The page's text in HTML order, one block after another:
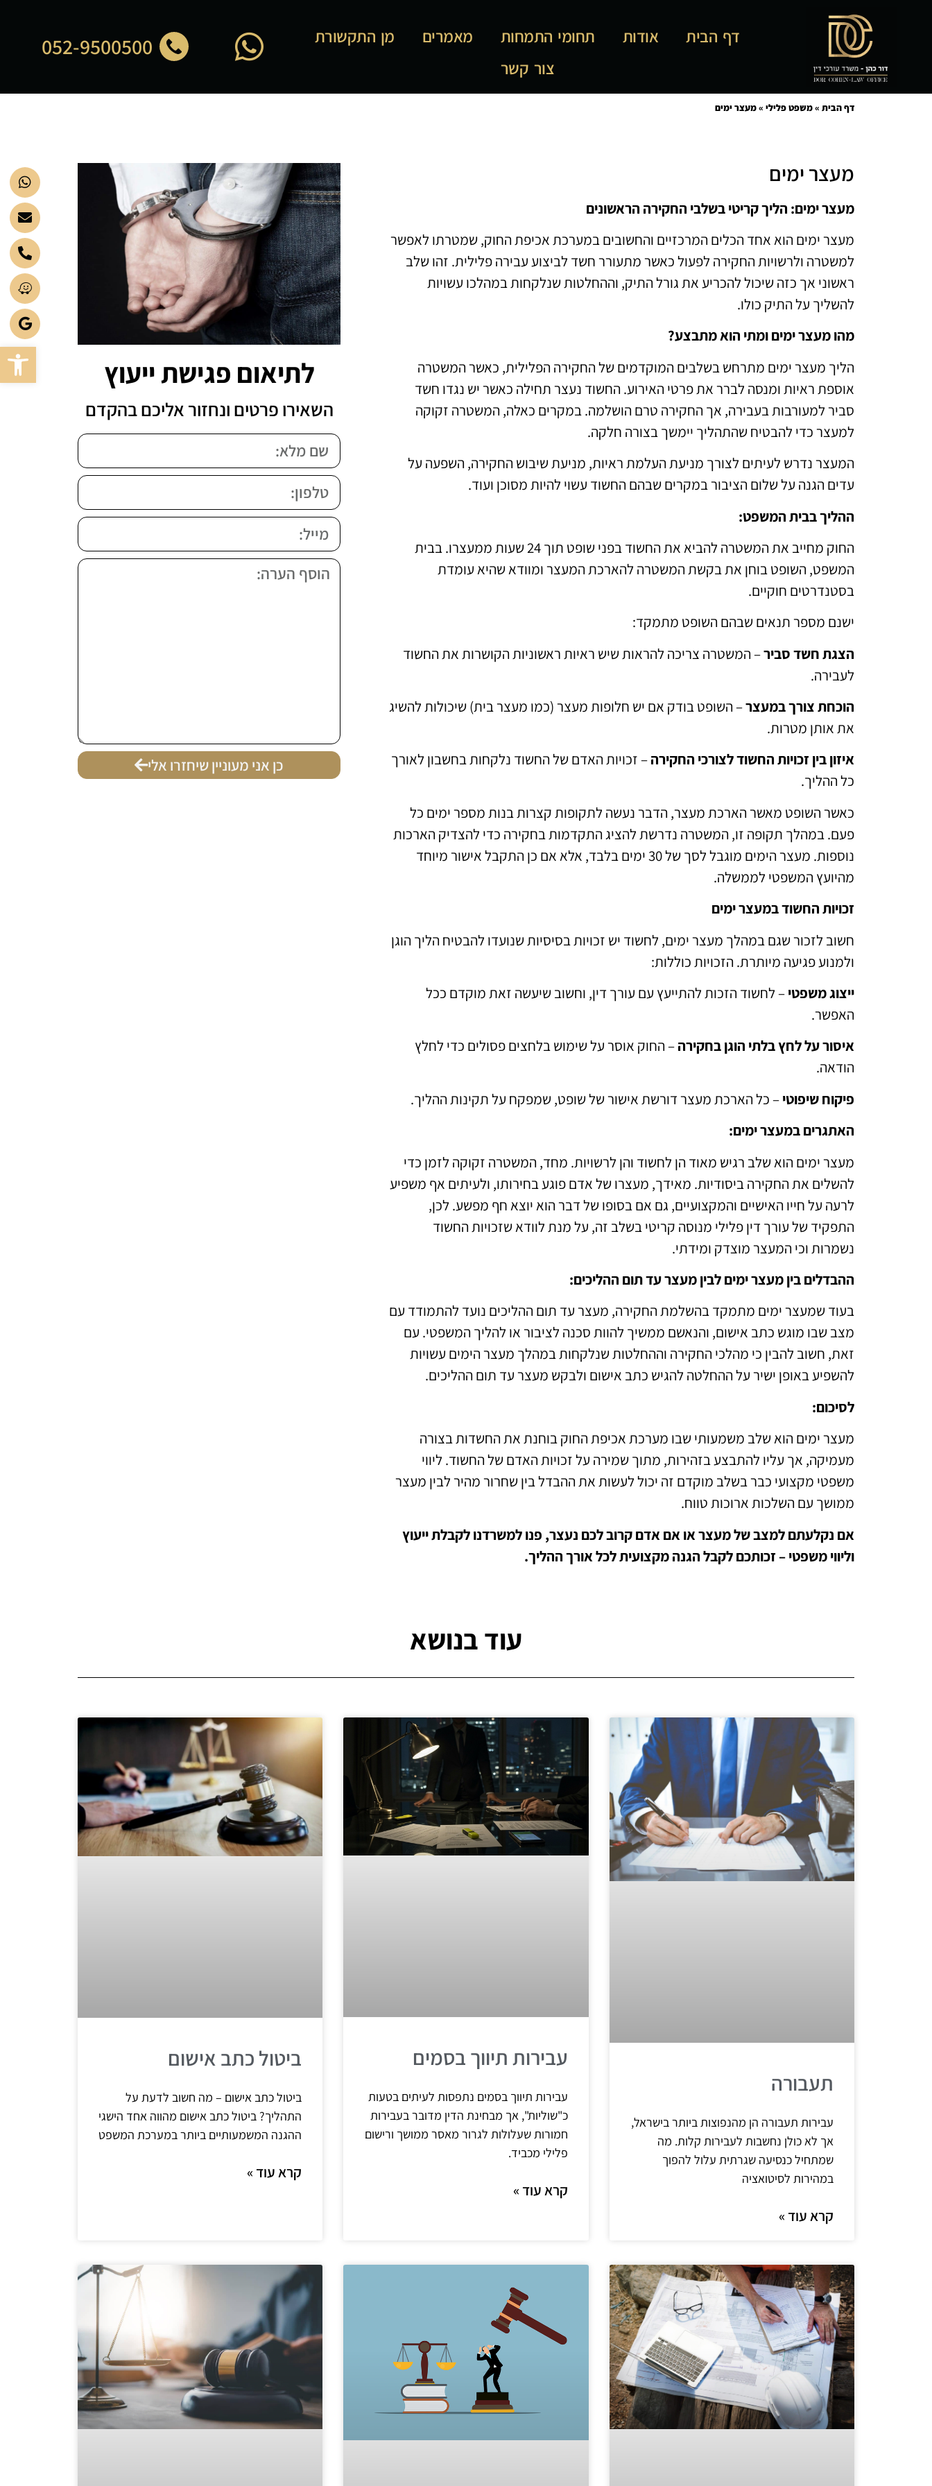
דף הבית אודות תחומי התמחות מאמרים
מן התקשורת
צור קשר
052-9500500
דף הבית »משפט פלילי »מעצר ימים
מעצר ימים
מעצר ימים: הליך קריטי בשלבי החקירה הראשונים
מעצר ימים הוא אחד הכלים המרכזיים והחשובים במערכת אכיפת החוק, שמטרתו לאפשר
למשטרה ולרשויות החקירה לפעול כאשר מתעורר חשד לביצוע עבירה פלילית. זהו שלב
ראשוני אך כזה שיכול להכריע את גורל התיק, וההחלטות שנלקחות במהלכו עשויות
להשליך על התיק כולו.
מהו מעצר ימים ומתי הוא מתבצע?
הליך מעצר ימים מתרחש בשלבים המוקדמים של החקירה הפלילית, כאשר המשטרה
אוספת ראיות ומנסה לברר את פרטי האירוע. החשוד נעצר תחילה כאשר יש נגדו חשד
סביר למעורבות בעבירה, אך החקירה טרם הושלמה. במקרים כאלה, המשטרה זקוקה
למעצר כדי להבטיח שהתהליך יימשך בצורה חלקה.
המעצר נדרש לעיתים לצורך מניעת העלמת ראיות, מניעת שיבוש החקירה, השפעה על
עדים הגנה על שלום הציבור במקרים שבהם החשוד עשוי להיות מסוכן ועוד.
ההליך בבית המשפט:
החוק מחייב את המשטרה להביא את החשוד בפני שופט תוך 24 שעות ממעצרו. בבית
המשפט, השופט בוחן את בקשת המשטרה להארכת המעצר ומוודא שהיא עומדת
בסטנדרטים חוקיים.
ישנם מספר תנאים שבהם השופט מתמקד:
הצגת חשד סביר– המשטרה צריכה להראות שיש ראיות ראשוניות הקושרות את החשוד
לעבירה.
הוכחת צורך במעצר– השופט בודק אם יש חלופות מעצר (כמו מעצר בית) שיכולות להשיג
את אותן מטרות.
איזון בין זכויות החשוד לצורכי החקירה– זכויות האדם של החשוד נלקחות בחשבון לאורך
כל ההליך.
כאשר השופט מאשר הארכת מעצר, הדבר נעשה לתקופות קצרות בנות מספר ימים כל
פעם. במהלך תקופה זו, המשטרה נדרשת להציג התקדמות בחקירה כדי להצדיק הארכות
נוספות. מעצר הימים מוגבל לסך של 30 ימים בלבד, אלא אם כן התקבל אישור מיוחד
מהיועץ המשפטי לממשלה.
זכויות החשוד במעצר ימים
חשוב לזכור שגם במהלך מעצר ימים, לחשוד יש זכויות בסיסיות שנועדו להבטיח הליך הוגן
ולמנוע פגיעה מיותרת. הזכויות כוללות:
ייצוג משפטי– לחשוד הזכות להתייעץ עם עורך דין, וחשוב שיעשה זאת מוקדם ככל
האפשר.
איסור על לחץ בלתי הוגן בחקירה– החוק אוסר על שימוש בלחצים פסולים כדי לחלץ
הודאה.
פיקוח שיפוטי– כל הארכת מעצר דורשת אישור של שופט, שמפקח על תקינות ההליך.
האתגרים במעצר ימים:
מעצר ימים הוא שלב רגיש מאוד הן לחשוד והן לרשויות. מחד, המשטרה זקוקה לזמן כדי
להשלים את החקירה ביסודיות. מאידך, מעצרו של אדם פוגע בחירותו, ולעיתים אף משפיע
לרעה על חייו האישיים והמקצועיים, גם אם בסופו של דבר הוא יוצא חף מפשע. לכן,
התפקיד של עורך דין פלילי מנוסה קריטי בשלב זה, על מנת לוודא שזכויות החשוד
נשמרות וכי המעצר מוצדק ומידתי.
ההבדלים בין מעצר ימים לבין מעצר עד תום ההליכים:
בעוד שמעצר ימים מתמקד בהשלמת החקירה, מעצר עד תום ההליכים נועד להתמודד עם
מצב שבו מוגש כתב אישום, והנאשם ממשיך להוות סכנה לציבור או להליך המשפטי. עם
זאת, חשוב להבין כי מהלכי החקירה וההחלטות שנלקחות במהלך מעצר הימים עשויות
להשפיע באופן ישיר על ההחלטה להגיש כתב אישום ולבקש מעצר עד תום ההליכים.
לסיכום:
מעצר ימים הוא שלב משמעותי שבו מערכת אכיפת החוק בוחנת את החשדות בצורה
מעמיקה, אך עליו להתבצע בזהירות, מתוך שמירה על זכויות האדם של החשוד. ליווי
משפטי מקצועי כבר בשלב מוקדם זה יכול לעשות את ההבדל בין שחרור מהיר לבין מעצר
ממושך עם השלכות ארוכות טווח.
אם נקלעתם למצב של מעצר או אם אדם קרוב לכם נעצר, פנו למשרדנו לקבלת ייעוץ
וליווי משפטי – זכותכם לקבל הגנה מקצועית לכל אורך ההליך.
לתיאום פגישת ייעוץ
השאירו פרטים ונחזור אליכם בהקדם
כן אני מעוניין שיחזרו אלי
עוד בנושא
תעבורה
עבירות תעבורה הן מהנפוצות ביותר בישראל,
אך לא כולן נחשבות לעבירות קלות. מה
שמתחיל כנסיעה שגרתית עלול להפוך
במהירות לסיטואציה
קרא עוד »
עבירות תיווך בסמים
עבירות תיווך בסמים נתפסות לעיתים בטעות
כ"שוליות", אך מבחינת הדין מדובר בעבירות
חמורות שעלולות לגרור מאסר ממושך ורישום
פלילי מכביד.
קרא עוד »
ביטול כתב אישום
ביטול כתב אישום – מה חשוב לדעת על
התהליך? ביטול כתב אישום מהווה אחד הישגי
ההגנה המשמעותיים ביותר במערכת המשפט
קרא עוד »
פתח